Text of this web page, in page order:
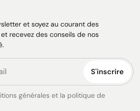
et soyez au courant des
recevez des conseils de nos
S'inscrire
générales et la politique de